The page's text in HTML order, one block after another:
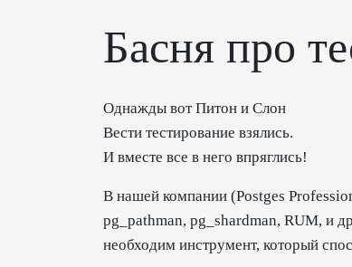
Басня про
Однажды вот Питон и Слон
Вести тестирование взялись.
И вместе все в него впряглись!
В нашей компании (Postges
pg_pathman, pg_shardman, RUM, и
необходим инструмент, который